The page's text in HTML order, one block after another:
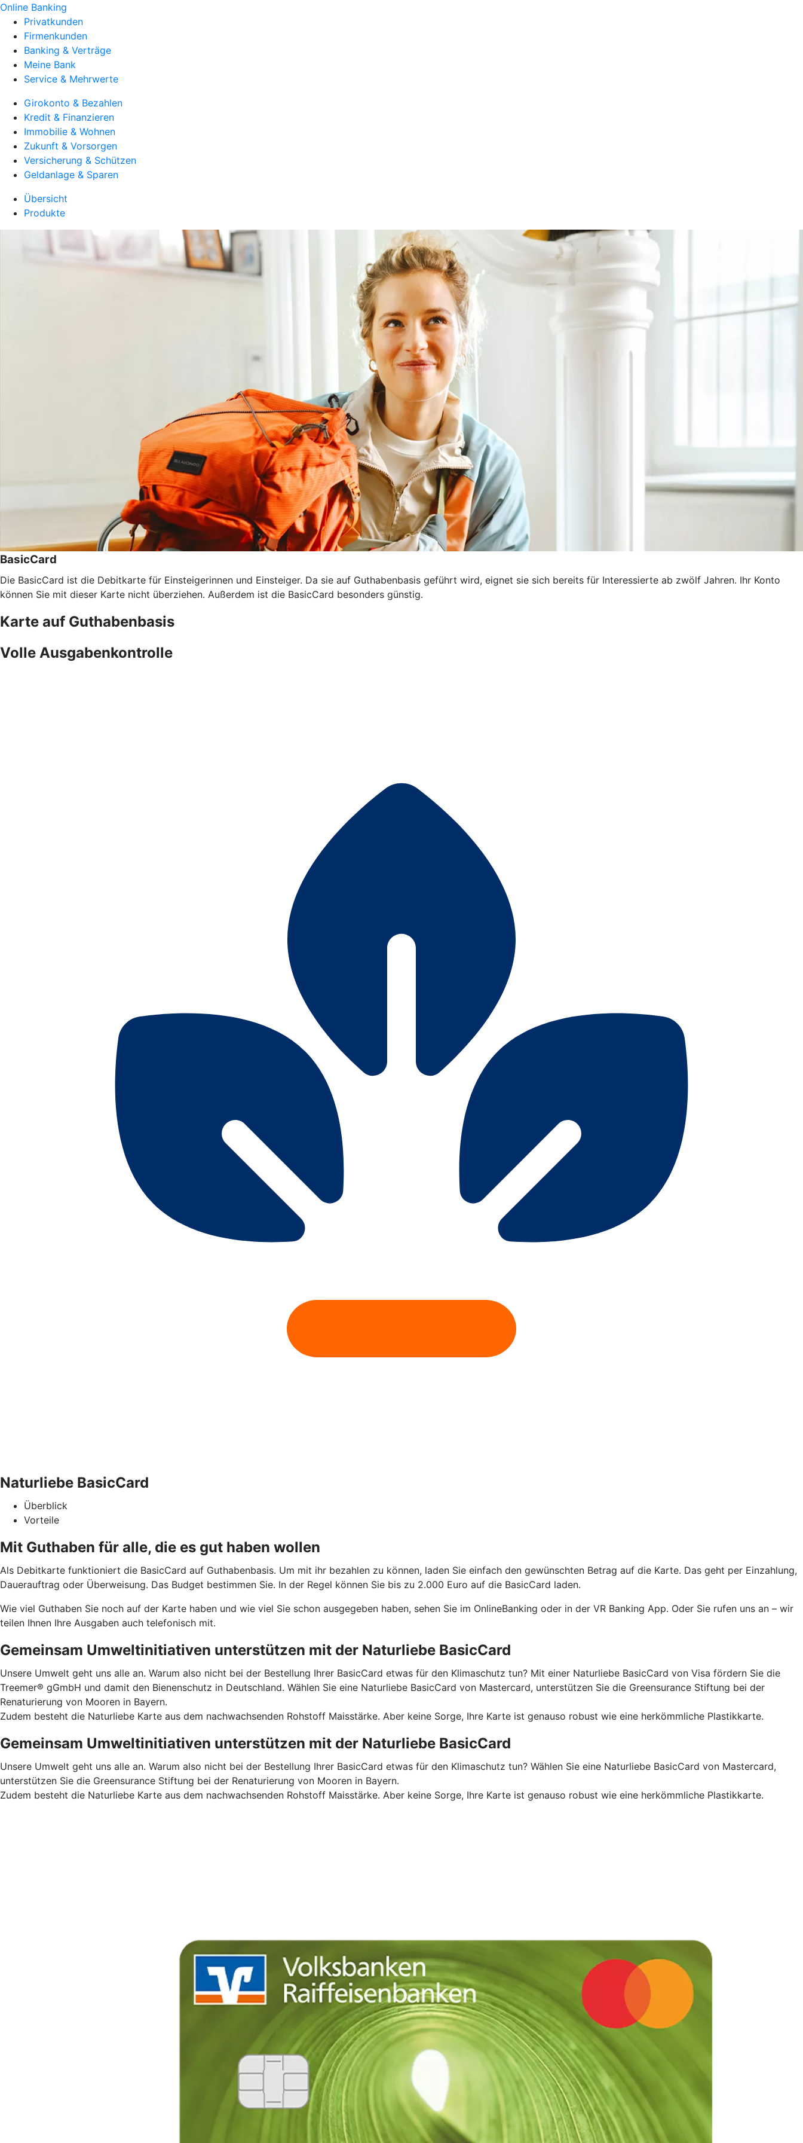
Online Banking
Privatkunden
Firmenkunden
Banking & Verträge
Meine Bank
Service & Mehrwerte
Girokonto & Bezahlen
Kredit & Finanzieren
Immobilie & Wohnen
Zukunft & Vorsorgen
Versicherung & Schützen
Geldanlage & Sparen
Übersicht
Produkte
BasicCard
Die BasicCard ist die Debitkarte für Einsteigerinnen und Einsteiger. Da sie auf Guthabenbasis geführt wird, eignet sie sich bereits für Interessierte ab zwölf Jahren. Ihr Konto
können Sie mit dieser Karte nicht überziehen. Außerdem ist die BasicCard besonders günstig.
Karte auf Guthabenbasis
Volle Ausgabenkontrolle
Naturliebe BasicCard
Überblick
Vorteile
Mit Guthaben für alle, die es gut haben wollen
Als Debitkarte funktioniert die BasicCard auf Guthabenbasis. Um mit ihr bezahlen zu können, laden Sie einfach den gewünschten Betrag auf die Karte. Das geht per Einzahlung,
Dauerauftrag oder Überweisung. Das Budget bestimmen Sie. In der Regel können Sie bis zu 2.000 Euro auf die BasicCard laden.
Wie viel Guthaben Sie noch auf der Karte haben und wie viel Sie schon ausgegeben haben, sehen Sie im OnlineBanking oder in der VR Banking App. Oder Sie rufen uns an – wir
teilen Ihnen Ihre Ausgaben auch telefonisch mit.
Gemeinsam Umweltinitiativen unterstützen mit der Naturliebe BasicCard
Unsere Umwelt geht uns alle an. Warum also nicht bei der Bestellung Ihrer BasicCard etwas für den Klimaschutz tun? Mit einer Naturliebe BasicCard von Visa fördern Sie die
Treemer® gGmbH und damit den Bienenschutz in Deutschland. Wählen Sie eine Naturliebe BasicCard von Mastercard, unterstützen Sie die Greensurance Stiftung bei der
Renaturierung von Mooren in Bayern.
Zudem besteht die Naturliebe Karte aus dem nachwachsenden Rohstoff Maisstärke. Aber keine Sorge, Ihre Karte ist genauso robust wie eine herkömmliche Plastikkarte.
Gemeinsam Umweltinitiativen unterstützen mit der Naturliebe BasicCard
Unsere Umwelt geht uns alle an. Warum also nicht bei der Bestellung Ihrer BasicCard etwas für den Klimaschutz tun? Wählen Sie eine Naturliebe BasicCard von Mastercard,
unterstützen Sie die Greensurance Stiftung bei der Renaturierung von Mooren in Bayern.
Zudem besteht die Naturliebe Karte aus dem nachwachsenden Rohstoff Maisstärke. Aber keine Sorge, Ihre Karte ist genauso robust wie eine herkömmliche Plastikkarte.